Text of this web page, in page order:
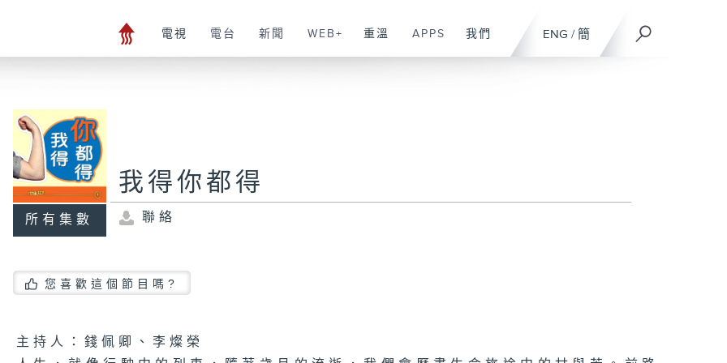
ENG / 簡
電視 電台 新聞 WEB+ 重溫 APPS 我們
所有集數
我得你都得
聯絡
您喜歡這個節目嗎?
主持人：錢佩卿、李燦榮